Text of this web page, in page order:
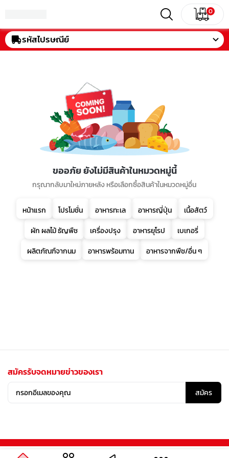
0
รหัสไปรษณีย์
ขออภัย ยังไม่มีสินค้าในหมวดหมู่นี้
กรุณากลับมาใหม่ภายหลัง หรือเลือกซื้อสินค้าในหมวดหมู่อื่น
หน้าแรก โปรโมชั่น อาหารทะเล อาหารญี่ปุ่น
เนื้อสัตว์
ผัก ผลไม้ ธัญพืช
เครื่องปรุง อาหารยุโรป
เบเกอรี่
ผลิตภัณฑ์จากนม
อาหารพร้อมทาน อาหารจากพืช/อื่น ๆ
สมัครรับจดหมายข่าวของเรา
สมัคร